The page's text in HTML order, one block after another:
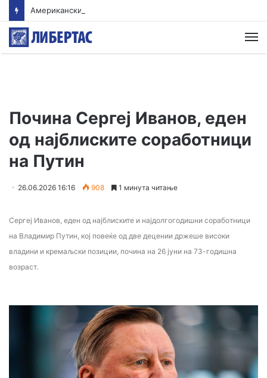
Почина Сергеј Иванов, еден
од најблиските соработници
на Путин
26.06.2026 16:16 908 1 минута читање
Сергеј Иванов, еден од најблиските и најдолгогодишни соработници
на Владимир Путин, кој повеќе од две децении држеше високи
владини и кремаљски позиции, почина на 26 јуни на 73-годишна
возраст.